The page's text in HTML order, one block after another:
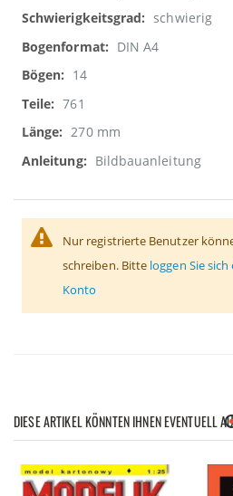
schwierig
DIN A4
14
761
270 mm
Bildbauanleitung
Nur registrierte Benutzer
schreiben. Bitte loggen Sie sich
Konto
DIESE ARTIKEL KÖNNTEN IHNEN EVENTUELL